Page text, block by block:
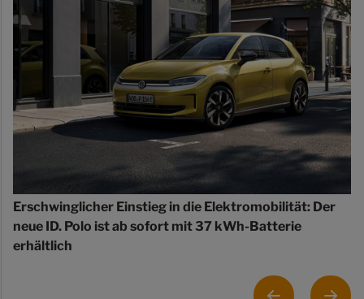
Erschwinglicher Einstieg in die Elektromobilität: Der
neue ID. Polo ist ab sofort mit 37 kWh-Batterie
erhältlich